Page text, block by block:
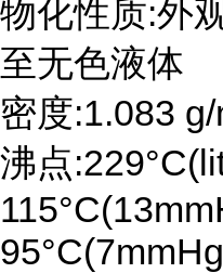
物化性质:外
至无色液体
密度:1.083
沸点